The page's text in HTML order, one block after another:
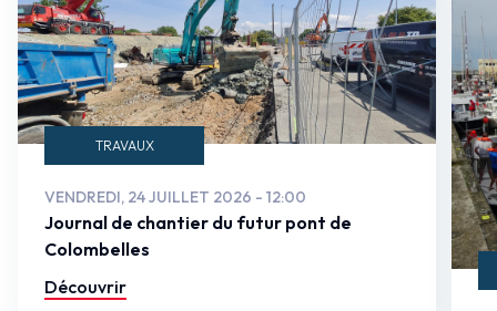
TRAVAUX
VENDREDI, 24 JUILLET 2026 - 12:00
Journal de chantier du futur pont de
Colombelles
Découvrir